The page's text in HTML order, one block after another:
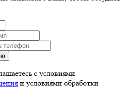
с условиями
и условиями обработки